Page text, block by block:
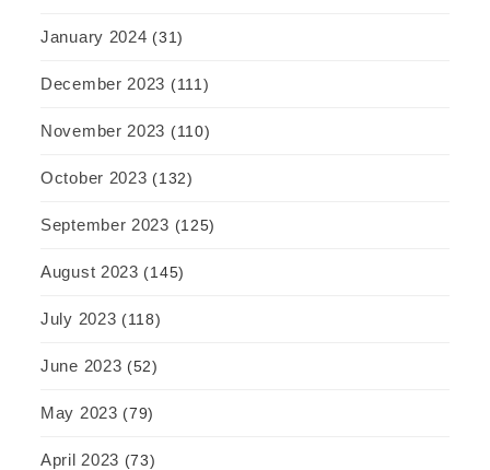
January 2024 (31)
December 2023 (111)
November 2023 (110)
October 2023 (132)
September 2023 (125)
August 2023 (145)
July 2023 (118)
June 2023 (52)
May 2023 (79)
April 2023 (73)